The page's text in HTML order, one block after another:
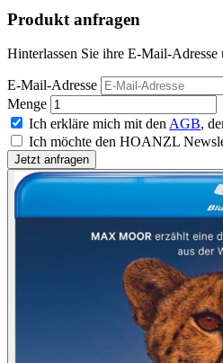
Produkt anfragen
Hinterlassen Sie ihre E-Mail-
E-Mail-Adresse
Menge
Ich erkläre mich mit den AGB,
Ich möchte den HOANZL